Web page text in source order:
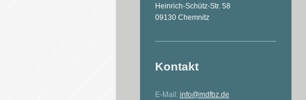
Heinrich-Schütz-Str. 58
09130 Chemnitz
Kontakt
E-Mail: info@mdfbz.de